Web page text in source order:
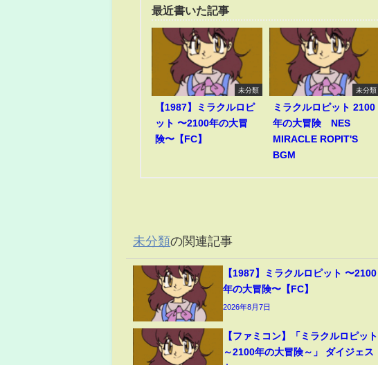
最近書いた記事
未分類
【1987】ミラクルロピ
ット 〜2100年の大冒
険〜【FC】
未分類
ミラクルロピット 2100
年の大冒険 NES
MIRACLE ROPIT'S
BGM
未分類の関連記事
【1987】ミラクルロピット 〜2100
年の大冒険〜【FC】
2026年8月7日
【ファミコン】「ミラクルロピット
～2100年の大冒険～」 ダイジェス